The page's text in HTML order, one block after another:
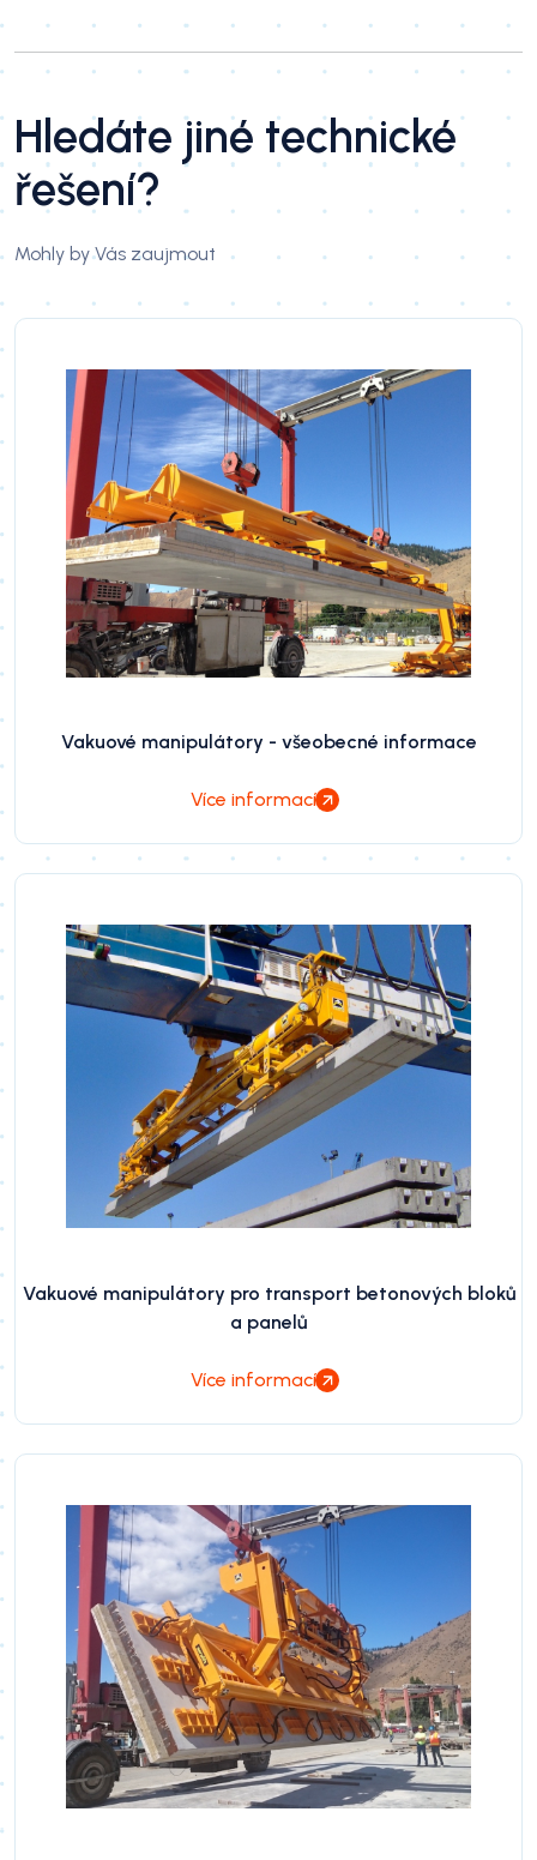
Hledáte jiné technické
řešení?
Mohly by Vás zaujmout
Vakuové manipulátory - všeobecné informace
Více informací
Vakuové manipulátory pro transport betonových bloků
a panelů
Více informací